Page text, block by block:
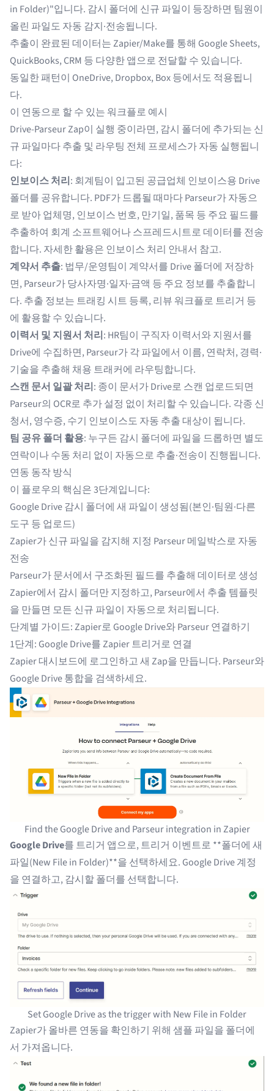
in Folder)"입니다. 감시 폴더에 신규 파일이 등장하면 팀원이
올린 파일도 자동 감지·전송됩니다.
추출이 완료된 데이터는 Zapier/Make를 통해 Google Sheets,
QuickBooks, CRM 등 다양한 앱으로 전달할 수 있습니다.
동일한 패턴이 OneDrive, Dropbox, Box 등에서도 적용됩니
다.
이 연동으로 할 수 있는 워크플로 예시
Drive-Parseur Zap이 실행 중이라면, 감시 폴더에 추가되는 신
규 파일마다 추출 및 라우팅 전체 프로세스가 자동 실행됩니
다:
인보이스 처리: 회계팀이 입고된 공급업체 인보이스용 Drive
폴더를 공유합니다. PDF가 드롭될 때마다 Parseur가 자동으
로 받아 업체명, 인보이스 번호, 만기일, 품목 등 주요 필드를
추출하여 회계 소프트웨어나 스프레드시트로 데이터를 전송
합니다. 자세한 활용은 인보이스 처리 안내서 참고.
계약서 추출: 법무/운영팀이 계약서를 Drive 폴더에 저장하
면, Parseur가 당사자명·일자·금액 등 주요 정보를 추출합니
다. 추출 정보는 트래킹 시트 등록, 리뷰 워크플로 트리거 등
에 활용할 수 있습니다.
이력서 및 지원서 처리: HR팀이 구직자 이력서와 지원서를
Drive에 수집하면, Parseur가 각 파일에서 이름, 연락처, 경력·
기술을 추출해 채용 트래커에 라우팅합니다.
스캔 문서 일괄 처리: 종이 문서가 Drive로 스캔 업로드되면
Parseur의 OCR로 추가 설정 없이 처리할 수 있습니다. 각종 신
청서, 영수증, 수기 인보이스도 자동 추출 대상이 됩니다.
팀 공유 폴더 활용: 누구든 감시 폴더에 파일을 드롭하면 별도
연락이나 수동 처리 없이 자동으로 추출·전송이 진행됩니다.
연동 동작 방식
이 플로우의 핵심은 3단계입니다:
Google Drive 감시 폴더에 새 파일이 생성됨(본인·팀원·다른
도구 등 업로드)
Zapier가 신규 파일을 감지해 지정 Parseur 메일박스로 자동
전송
Parseur가 문서에서 구조화된 필드를 추출해 데이터로 생성
Zapier에서 감시 폴더만 지정하고, Parseur에서 추출 템플릿
을 만들면 모든 신규 파일이 자동으로 처리됩니다.
단계별 가이드: Zapier로 Google Drive와 Parseur 연결하기
1단계: Google Drive를 Zapier 트리거로 연결
Zapier 대시보드에 로그인하고 새 Zap을 만듭니다. Parseur와
Google Drive 통합을 검색하세요.
Find the Google Drive and Parseur integration in Zapier
Google Drive를 트리거 앱으로, 트리거 이벤트로 **폴더에 새
파일(New File in Folder)**을 선택하세요. Google Drive 계정
을 연결하고, 감시할 폴더를 선택합니다.
Set Google Drive as the trigger with New File in Folder
Zapier가 올바른 연동을 확인하기 위해 샘플 파일을 폴더에
서 가져옵니다.